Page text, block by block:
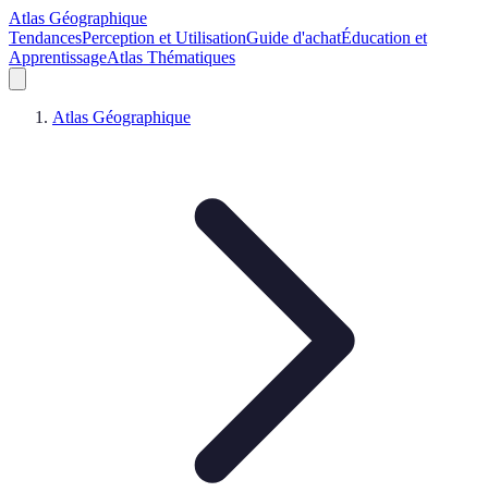
Atlas Géographique
TendancesPerception et UtilisationGuide d'achatÉducation et
ApprentissageAtlas Thématiques
Atlas Géographique